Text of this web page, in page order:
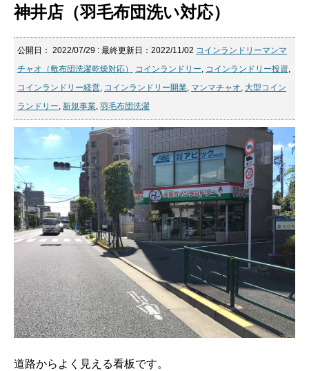
神井店（羽毛布団洗い対応）
公開日： 2022/07/29 : 最終更新日：2022/11/02 コインランドリーマンマ
チャオ（敷布団洗濯乾燥対応）
コインランドリー, コインランドリー投資,
コインランドリー経営, コインランドリー開業, マンマチャオ, 大型コイン
ランドリー, 新規事業, 羽毛布団洗濯
道路からよく見える看板です。